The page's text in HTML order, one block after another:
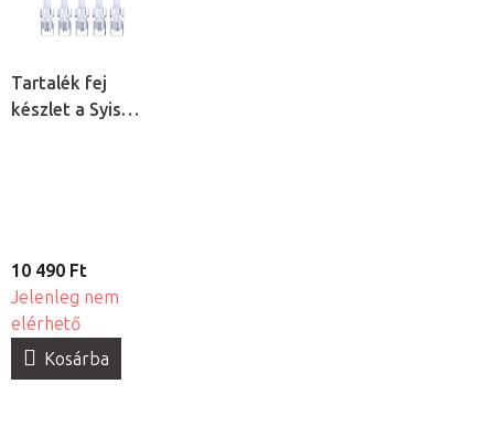
Tartalék fej
készlet a Syis
10 490 Ft
Jelenleg nem
elérhető
Kosárba